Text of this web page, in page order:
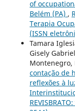
of
Belém (PA) ,
Terapia
(ISSN
Tamara
Gisely
Montenegro,
contação de
reflexões à